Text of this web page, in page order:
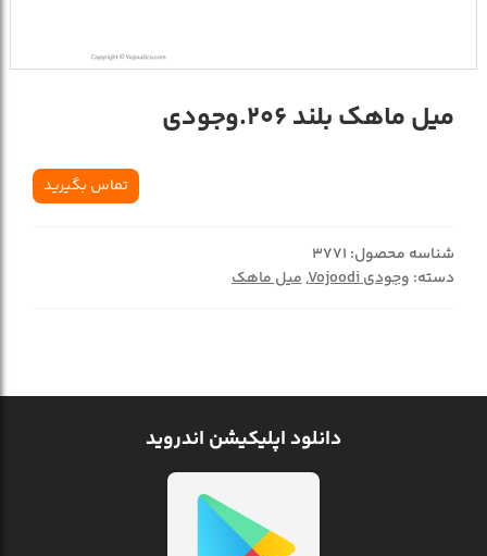
میل ماهک بلند 206.وجودی
تماس بگیرید
شناسه محصول: 3771
دسته: وجودی Vojoodi ,میل ماهک
دانلود اپلیکیشن اندروید